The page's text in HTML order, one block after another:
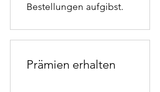
Bestellungen aufgibst.
Prämien erhalten